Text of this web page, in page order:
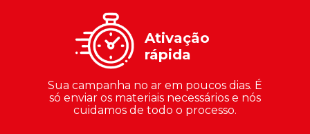
Ativação
rápida
Sua campanha no ar em poucos dias. É
só enviar os materiais necessários e nós
cuidamos de todo o processo.